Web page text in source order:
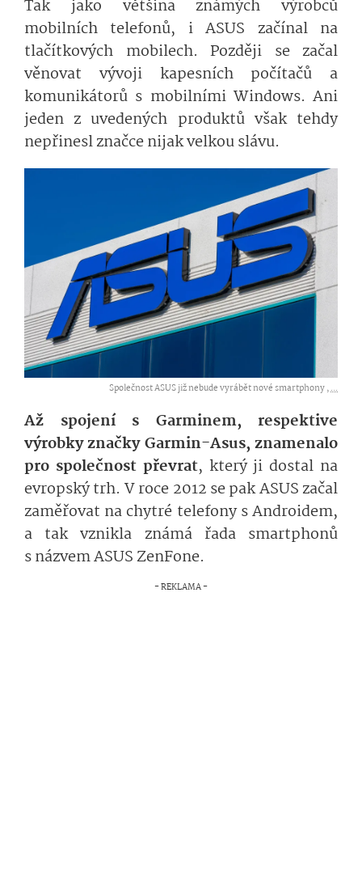
Tak jako většina známých výrobců
mobilních telefonů, i ASUS začínal na
tlačítkových mobilech. Později se začal
věnovat vývoji kapesních počítačů a
komunikátorů s mobilními Windows. Ani
jeden z uvedených produktů však tehdy
nepřinesl značce nijak velkou slávu.
Společnost ASUS již nebude vyrábět nové smartphony ,...
Až spojení s Garminem, respektive
výrobky značky Garmin-Asus, znamenalo
pro společnost převrat, který ji dostal na
evropský trh. V roce 2012 se pak ASUS začal
zaměřovat na chytré telefony s Androidem,
a tak vznikla známá řada smartphonů
s názvem ASUS ZenFone.